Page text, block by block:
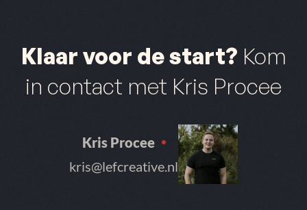
Klaar voor de start? Kom
in contact met Kris Procee
Kris Procee
kris@lefcreative.nl